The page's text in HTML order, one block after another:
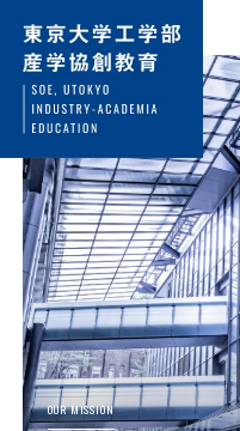
OUR MISSION